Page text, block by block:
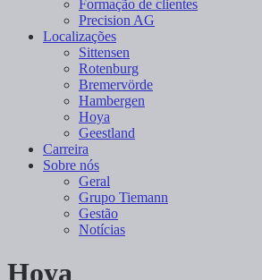
Formação de clientes
Precision AG
Localizações
Sittensen
Rotenburg
Bremervörde
Hambergen
Hoya
Geestland
Carreira
Sobre nós
Geral
Grupo Tiemann
Gestão
Notícias
Hoya